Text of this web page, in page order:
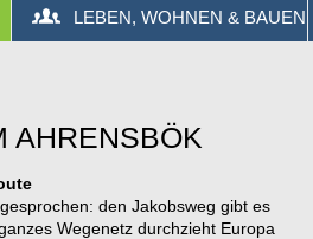
LEBEN, WOHNEN & BAUEN
AHRENSBÖK
den Jakobsweg gibt es
Wegenetz durchzieht Europa